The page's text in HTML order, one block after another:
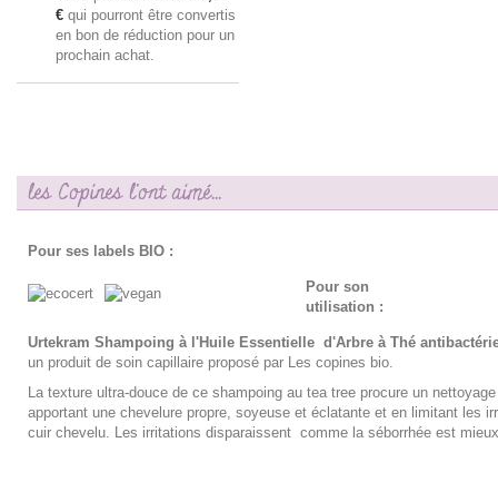
€ qui pourront être convertis
en bon de réduction pour un
prochain achat.
les Copines l'ont aimé...
Pour ses labels BIO :
Pour son
utilisation :
Urtekram Shampoing à l'Huile Essentielle d'Arbre à Thé
un produit de soin capillaire proposé par Les copines bio.
La texture ultra-douce de ce shampoing au tea tree procure un
apportant une chevelure propre, soyeuse et éclatante et en limitant les
cuir chevelu. Les irritations disparaissent comme la séborrhée est